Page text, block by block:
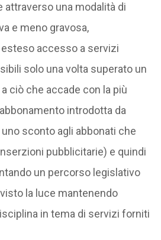
una modalità di
e meno gravosa,
accesso a servizi
solo una volta superato un
ciò che accade con la più
introdotta da
sconto agli abbonati che
pubblicitarie) e quindi
un percorso legislativo
la luce mantenendo
in tema di servizi forniti